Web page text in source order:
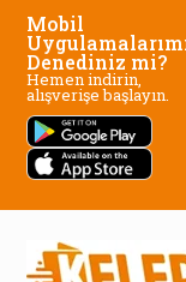
Mobil
Denediniz mi?
Hemen indirin,
alışverişe başlayın.